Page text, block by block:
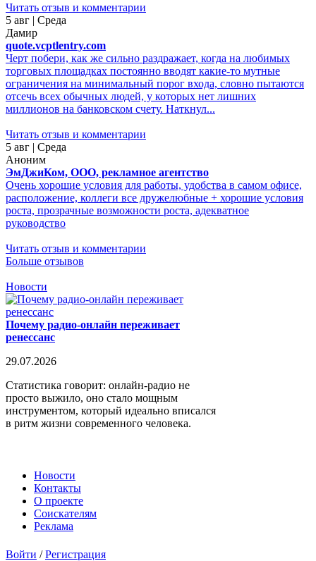
Читать отзыв и комментарии
5 авг | Среда
Дамир
quote.vcptlentry.com
Черт побери, как же сильно раздражает, когда на любимых
торговых площадках постоянно вводят какие-то мутные
ограничения на минимальный порог входа, словно пытаются
отсечь всех обычных людей, у которых нет лишних
миллионов на банковском счету. Наткнул...
Читать отзыв и комментарии
5 авг | Среда
Аноним
ЭмДжиКом, ООО, рекламное агентство
Очень хорошие условия для работы, удобства в самом офисе,
расположение, коллеги все дружелюбные + хорошие условия
роста, прозрачные возможности роста, адекватное
руководство
Читать отзыв и комментарии
Больше отзывов
Новости
Почему радио-онлайн переживает
ренессанс
29.07.2026
Статистика говорит: онлайн-радио не
просто выжило, оно стало мощным
инструментом, который идеально вписался
в ритм жизни современного человека.
Новости
Контакты
О проекте
Соискателям
Реклама
Войти /Регистрация